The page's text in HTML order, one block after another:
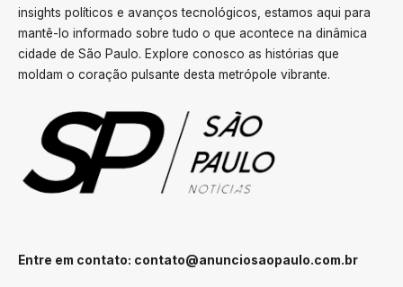
insights políticos e avanços tecnológicos, estamos aqui para
mantê-lo informado sobre tudo o que acontece na dinâmica
cidade de São Paulo. Explore conosco as histórias que
moldam o coração pulsante desta metrópole vibrante.
Entre em contato: contato@anunciosaopaulo.com.br